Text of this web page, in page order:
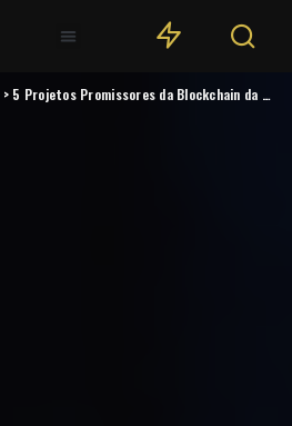
> 5 Projetos Promissores da Blockchain da Solana